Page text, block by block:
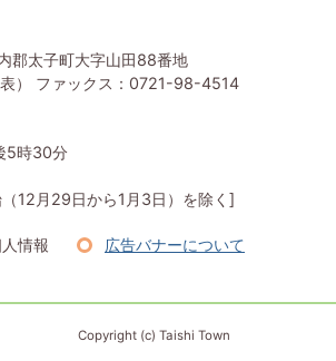
太子町大字山田88番地
） ファックス：0721-98-4514
5時30分
12月29日から1月3日）を除く]
情報 広告バナーについて
Copyright (c) Taishi Town